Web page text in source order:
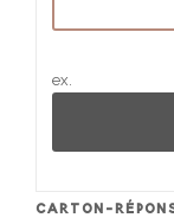
CARTON-
ex.